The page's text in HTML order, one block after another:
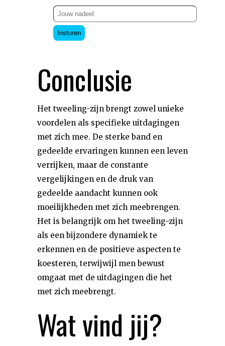
Insturen
Conclusie
Het tweeling-zijn brengt zowel unieke
voordelen als specifieke uitdagingen
met zich mee. De sterke band en
gedeelde ervaringen kunnen een leven
verrijken, maar de constante
vergelijkingen en de druk van
gedeelde aandacht kunnen ook
moeilijkheden met zich meebrengen.
Het is belangrijk om het tweeling-zijn
als een bijzondere dynamiek te
erkennen en de positieve aspecten te
koesteren, terwijwijl men bewust
omgaat met de uitdagingen die het
met zich meebrengt.
Wat vind jij?